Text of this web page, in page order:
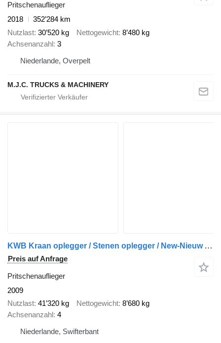
Pritschenauflieger
2018
352’284 km
Nutzlast 30’520 kg Nettogewicht 8’480 kg
Achsenanzahl 3
Niederlande, Overpelt
M.J.C. TRUCKS & MACHINERY
KWB Kraan oplegger / Stenen oplegger / New-Nieuw Apk-Tuv
Preis auf Anfrage
Pritschenauflieger
2009
Nutzlast 41’320 kg Nettogewicht 8’680 kg
Achsenanzahl 4
Niederlande, Swifterbant